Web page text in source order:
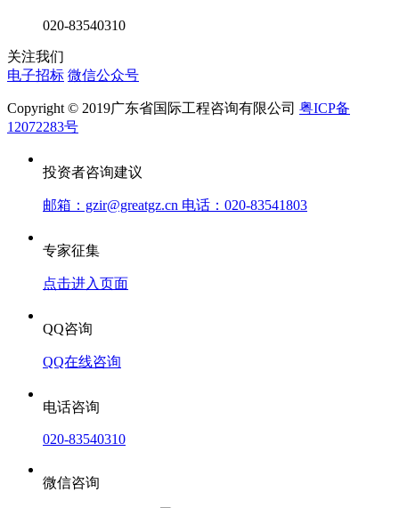
020-83540310
关注我们
电子招标 微信公众号
Copyright © 2019广东省国际工程咨询有限公司 粤ICP备
12072283号
投资者咨询建议
邮箱：gzir@greatgz.cn 电话：020-83541803
专家征集
点击进入页面
QQ咨询
QQ在线咨询
电话咨询
020-83540310
微信咨询